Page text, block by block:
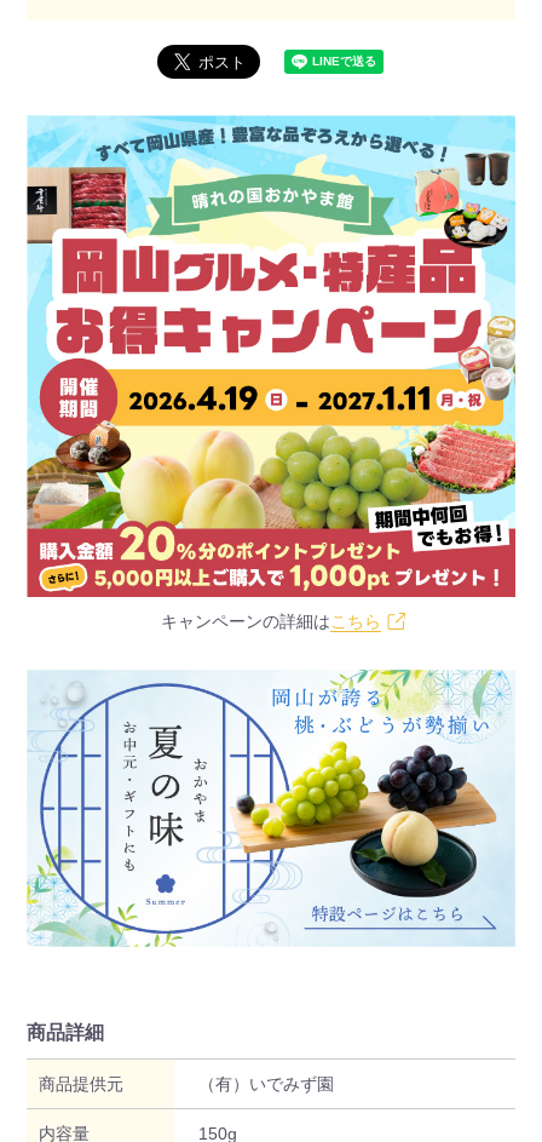
キャンペーンの詳細はこちら
商品詳細
商品提供元 （有）いでみず園
内容量 150g